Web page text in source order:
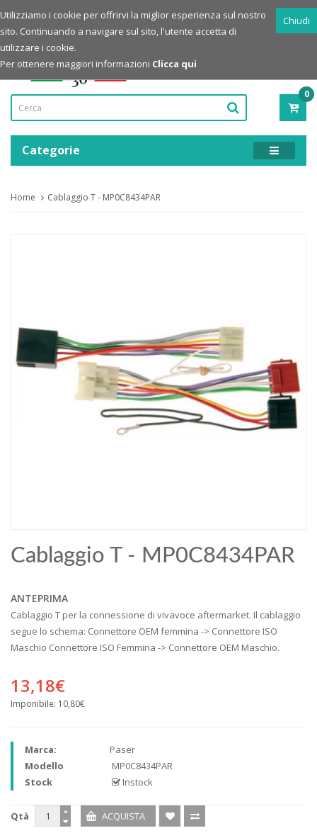
Login
Registrazione
Powered by
0
-
Categorie
Home Cablaggio T - MP0C8434PAR
Cablaggio T - MP0C8434PAR
ANTEPRIMA
Cablaggio T per la connessione di vivavoce aftermarket. Il cablaggio
segue lo schema: Connettore OEM femmina -> Connettore ISO
Maschio Connettore ISO Femmina -> Connettore OEM Maschio.
13,18€
Imponibile: 10,80€
Marca:
Paser
Modello
MP0C8434PAR
Stock
Instock
Qtà
Chiudi
Utilizziamo i cookie per offrirvi la miglior esperienza sul nostro
sito. Continuando a navigare sul sito, l'utente accetta di
utilizzare i cookie.
Per ottenere maggiori informazioni Clicca qui